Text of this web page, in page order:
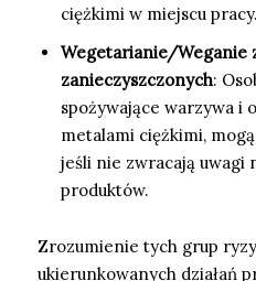
ciężkimi w miejscu pracy.
Wegetarianie/Weganie
zanieczyszczonych:
spożywające warzywa i
metalami ciężkimi,
jeśli nie zwracają uwagi
produktów.
Zrozumienie tych grup
ukierunkowanych działań